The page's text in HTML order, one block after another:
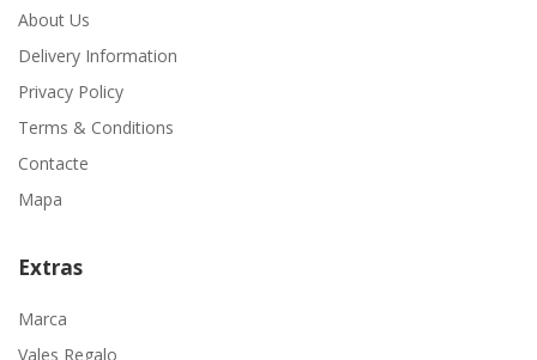
About Us
Delivery Information
Privacy Policy
Terms & Conditions
Contacte
Mapa
Extras
Marca
Vales Regalo